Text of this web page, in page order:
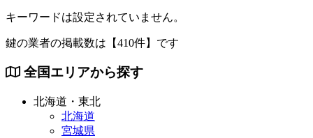
キーワードは設定されていません。
鍵の業者の掲載数は 【410件】 です
全国エリアから探す
北海道・東北
北海道
宮城県